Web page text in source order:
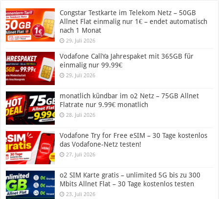
Congstar Testkarte im Telekom Netz – 50GB
Allnet Flat einmalig nur 1€ – endet automatisch
nach 1 Monat
29. Juli 2026
Vodafone CallYa Jahrespaket mit 365GB für
einmalig nur 99.99€
29. Juli 2026
monatlich kündbar im o2 Netz – 75GB Allnet
Flatrate nur 9.99€ monatlich
28. Juli 2026
Vodafone Try for Free eSIM – 30 Tage kostenlos
das Vodafone-Netz testen!
27. Juli 2026
o2 SIM Karte gratis – unlimited 5G bis zu 300
Mbits Allnet Flat – 30 Tage kostenlos testen
23. Juli 2026